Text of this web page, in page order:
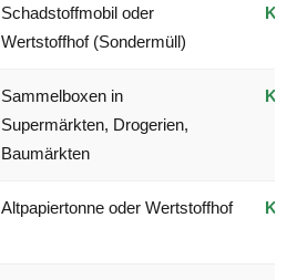
Schadstoffmobil oder
Wertstoffhof (Sondermüll)
Sammelboxen in
Supermärkten, Drogerien,
Baumärkten
Altpapiertonne oder Wertstoffhof